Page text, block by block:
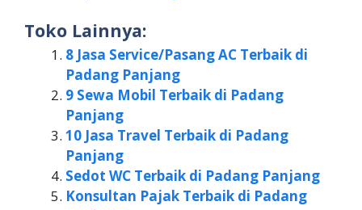
Toko Lainnya:
8 Jasa Service/Pasang AC Terbaik di
Padang Panjang
9 Sewa Mobil Terbaik di Padang
Panjang
10 Jasa Travel Terbaik di Padang
Panjang
Sedot WC Terbaik di Padang Panjang
Konsultan Pajak Terbaik di Padang